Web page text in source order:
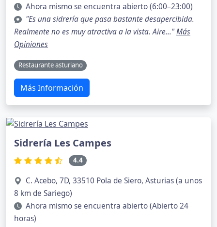
Ahora mismo se encuentra abierto (6:00–23:00)
"Es una sidrería que pasa bastante desapercibida.
Realmente no es muy atractiva a la vista. Aire..."Más
Opiniones
Restaurante asturiano
Más Información
Sidrería Les Campes
4.4
C. Acebo, 7D, 33510 Pola de Siero, Asturias (a unos
8 km de Sariego)
Ahora mismo se encuentra abierto (Abierto 24
horas)